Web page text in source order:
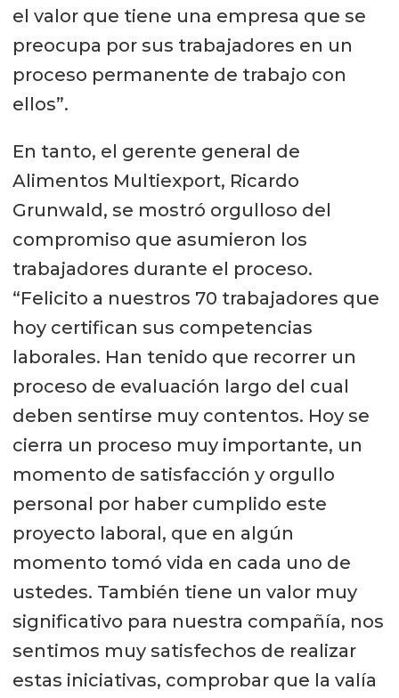
el valor que tiene una empresa que se
preocupa por sus trabajadores en un
proceso permanente de trabajo con
ellos”.
En tanto, el gerente general de
Alimentos Multiexport, Ricardo
Grunwald, se mostró orgulloso del
compromiso que asumieron los
trabajadores durante el proceso.
“Felicito a nuestros 70 trabajadores que
hoy certifican sus competencias
laborales. Han tenido que recorrer un
proceso de evaluación largo del cual
deben sentirse muy contentos. Hoy se
cierra un proceso muy importante, un
momento de satisfacción y orgullo
personal por haber cumplido este
proyecto laboral, que en algún
momento tomó vida en cada uno de
ustedes. También tiene un valor muy
significativo para nuestra compañía, nos
sentimos muy satisfechos de realizar
estas iniciativas, comprobar que la valía